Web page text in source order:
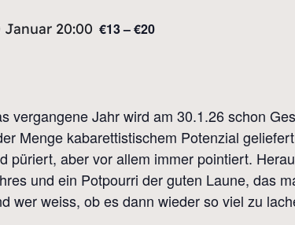
Januar 20:00 €13 – €20
vergangene Jahr wird am 30.1.26 schon
Menge kabarettistischem Potenzial
püriert, aber vor allem immer pointiert.
und ein Potpourri der guten Laune, das
wer weiss, ob es dann wieder so viel zu